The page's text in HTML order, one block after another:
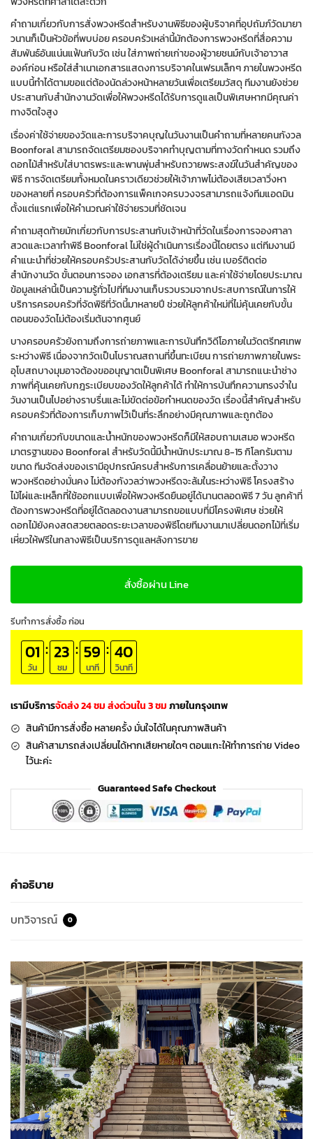
คำถามเกี่ยวกับการสั่งพวงหรีดสำหรับงานพิธีของผู้บริจาคที่อุปถัมภ์วัดมายา
วนานก็เป็นหัวข้อที่พบบ่อย ครอบครัวเหล่านี้มักต้องการพวงหรีดที่สื่อความ
สัมพันธ์อันแน่นแฟ้นกับวัด เช่น ใส่ภาพถ่ายเก่าของผู้วายชนม์กับเจ้าอาวาส
องค์ก่อน หรือใส่สำเนาเอกสารแสดงการบริจาคในเฟรมเล็กๆ ภายในพวงหรีด
แบบนี้ทำได้ตามขอแต่ต้องนัดล่วงหน้าหลายวันเพื่อเตรียมวัสดุ ทีมงานยังช่วย
ประสานกับสำนักงานวัดเพื่อให้พวงหรีดได้รับการดูแลเป็นพิเศษหากมีคุณค่า
ทางจิตใจสูง
เรื่องค่าใช้จ่ายของวัดและการบริจาคบุญในวันงานเป็นคำถามที่หลายคนกังวล
Boonforal สามารถจัดเตรียมซองบริจาคทำบุญตามที่ทางวัดกำหนด รวมถึง
ดอกไม้สำหรับใส่บาตรพระและพานพุ่มสำหรับถวายพระสงฆ์ในวันสำคัญของ
พิธี การจัดเตรียมทั้งหมดในคราวเดียวช่วยให้เจ้าภาพไม่ต้องเสียเวลาวิ่งหา
ของหลายที่ ครอบครัวที่ต้องการแพ็คเกจครบวงจรสามารถแจ้งทีมแอดมิน
ตั้งแต่แรกเพื่อให้คำนวณค่าใช้จ่ายรวมที่ชัดเจน
คำถามสุดท้ายมักเกี่ยวกับการประสานกับเจ้าหน้าที่วัดในเรื่องการจองศาลา
สวดและเวลาทำพิธี Boonforal ไม่ใช่ผู้ดำเนินการเรื่องนี้โดยตรง แต่ทีมงานมี
คำแนะนำที่ช่วยให้ครอบครัวประสานกับวัดได้ง่ายขึ้น เช่น เบอร์ติดต่อ
สำนักงานวัด ขั้นตอนการจอง เอกสารที่ต้องเตรียม และค่าใช้จ่ายโดยประมาณ
ข้อมูลเหล่านี้เป็นความรู้ทั่วไปที่ทีมงานเก็บรวบรวมจากประสบการณ์ในการให้
บริการครอบครัวที่จัดพิธีที่วัดนี้มาหลายปี ช่วยให้ลูกค้าใหม่ที่ไม่คุ้นเคยกับขั้น
ตอนของวัดไม่ต้องเริ่มต้นจากศูนย์
บางครอบครัวยังถามถึงการถ่ายภาพและการบันทึกวิดีโอภายในวัดตรีทศเทพ
ระหว่างพิธี เนื่องจากวัดเป็นโบราณสถานที่ขึ้นทะเบียน การถ่ายภาพภายในพระ
อุโบสถบางมุมอาจต้องขออนุญาตเป็นพิเศษ Boonforal สามารถแนะนำช่าง
ภาพที่คุ้นเคยกับกฎระเบียบของวัดให้ลูกค้าได้ ทำให้การบันทึกความทรงจำใน
วันงานเป็นไปอย่างราบรื่นและไม่ขัดต่อข้อกำหนดของวัด เรื่องนี้สำคัญสำหรับ
ครอบครัวที่ต้องการเก็บภาพไว้เป็นที่ระลึกอย่างมีคุณภาพและถูกต้อง
คำถามเกี่ยวกับขนาดและน้ำหนักของพวงหรีดก็มีให้สอบถามเสมอ พวงหรีด
มาตรฐานของ Boonforal สำหรับวัดนี้มีน้ำหนักประมาณ 8-15 กิโลกรัมตาม
ขนาด ทีมจัดส่งของเรามีอุปกรณ์ครบสำหรับการเคลื่อนย้ายและตั้งวาง
พวงหรีดอย่างมั่นคง ไม่ต้องกังวลว่าพวงหรีดจะล้มในระหว่างพิธี โครงสร้าง
ไม้ไผ่และเหล็กที่ใช้ออกแบบเพื่อให้พวงหรีดยืนอยู่ได้นานตลอดพิธี 7 วัน ลูกค้าที่
ต้องการพวงหรีดที่อยู่ได้ตลอดงานสามารถขอแบบที่มีโครงพิเศษ ช่วยให้
ดอกไม้ยังคงสดสวยตลอดระยะเวลาของพิธีโดยทีมงานมาเปลี่ยนดอกไม้ที่เริ่ม
เหี่ยวให้ฟรีในกลางพิธีเป็นบริการดูแลหลังการขาย
สั่งซื้อผ่าน Line
รีบทำการสั่งซื้อ ก่อน
01
วัน
: 23
ชม
: 59
นาที
: 38
วินาที
เรามีบริการจัดส่ง 24 ชม ส่งด่วนใน 3 ชมภายในกรุงเทพ
สินค้ามีการสั่งซื้อ หลายครั้ง มั่นใจได้ในคุณภาพสินค้า
สินค้าสามารถส่งเปลี่ยนได้หากเสียหายใดๆ ตอนแกะให้ทำการถ่าย Video
ไว้นะค่ะ
Guaranteed Safe Checkout
คำอธิบาย
บทวิจารณ์ 0